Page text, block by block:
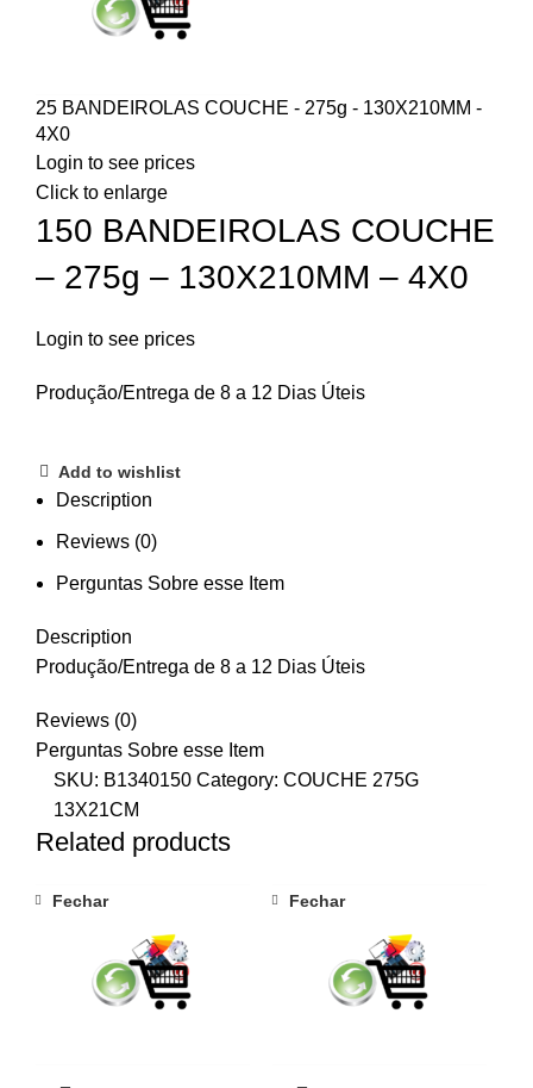
25 BANDEIROLAS COUCHE - 275g - 130X210MM -
4X0
Login to see prices
Click to enlarge
150 BANDEIROLAS COUCHE
– 275g – 130X210MM – 4X0
Login to see prices
Produção/Entrega de 8 a 12 Dias Úteis
Add to wishlist
Description
Reviews (0)
Perguntas Sobre esse Item
Description
Produção/Entrega de 8 a 12 Dias Úteis
Reviews (0)
Perguntas Sobre esse Item
SKU: B1340150 Category: COUCHE 275G
13X21CM
Related products
Fechar Fechar